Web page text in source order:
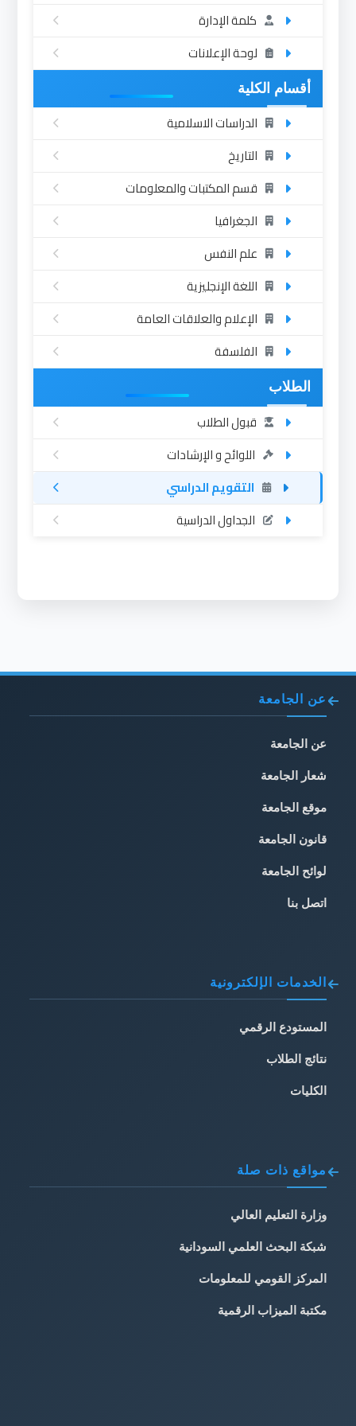
كلمة الإدارة
لوحة الإعلانات
أقسام الكلية
الدراسات الاسلامية
التاريخ
قسم المكتبات والمعلومات
الجغرافيا
علم النفس
اللغة الإنجليزية
الإعلام والعلاقات العامة
الفلسفة
الطلاب
قبول الطلاب
اللوائح و الإرشادات
التقويم الدراسي
الجداول الدراسية
عن الجامعة
عن الجامعة
شعار الجامعة
موقع الجامعة
قانون الجامعة
لوائح الجامعة
اتصل بنا
الخدمات الإلكترونية
المستودع الرقمي
نتائج الطلاب
الكليات
مواقع ذات صلة
وزارة التعليم العالي
شبكة البحث العلمي السودانية
المركز القومي للمعلومات
مكتبة الميزاب الرقمية